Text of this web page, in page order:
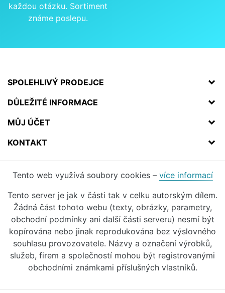
každou otázku. Sortiment
známe poslepu.
SPOLEHLIVÝ PRODEJCE
DŮLEŽITÉ INFORMACE
MŮJ ÚČET
KONTAKT
Tento web využívá soubory cookies – více informací
Tento server je jak v části tak v celku autorským dílem.
Žádná část tohoto webu (texty, obrázky, parametry,
obchodní podmínky ani další části serveru) nesmí být
kopírována nebo jinak reprodukována bez výslovného
souhlasu provozovatele. Názvy a označení výrobků,
služeb, firem a společností mohou být registrovanými
obchodními známkami příslušných vlastníků.